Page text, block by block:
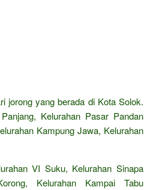
jorong yang berada di Kota Solok.
Kelurahan Pasar Pandan
Kampung Jawa, Kelurahan
VI Suku, Kelurahan Sinapa
Kelurahan Kampai Tabu